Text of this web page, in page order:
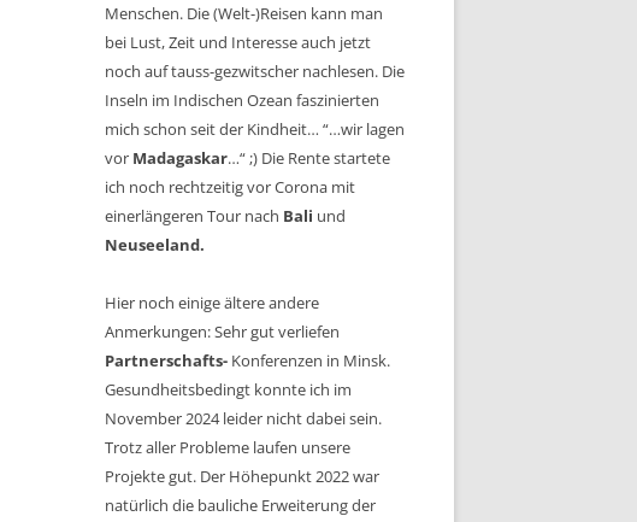
Menschen. Die (Welt-)Reisen kann man
bei Lust, Zeit und Interesse auch jetzt
noch auf tauss-gezwitscher nachlesen. Die
Inseln im Indischen Ozean faszinierten
mich schon seit der Kindheit… “…wir lagen
vor Madagaskar…“ ;) Die Rente startete
ich noch rechtzeitig vor Corona mit
einerlängeren Tour nach Bali und
Neuseeland.
Hier noch einige ältere andere
Anmerkungen: Sehr gut verliefen
Partnerschafts- Konferenzen in Minsk.
Gesundheitsbedingt konnte ich im
November 2024 leider nicht dabei sein.
Trotz aller Probleme laufen unsere
Projekte gut. Der Höhepunkt 2022 war
natürlich die bauliche Erweiterung der